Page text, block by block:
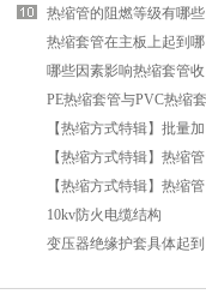
热缩管的阻燃等级有哪些
热缩套管在主板上起到哪
哪些因素影响热缩套管收
【热缩方式特辑】批量加
【热缩方式特辑】热缩管
【热缩方式特辑】热缩管
10kv防火电缆结构
变压器绝缘护套具体起到